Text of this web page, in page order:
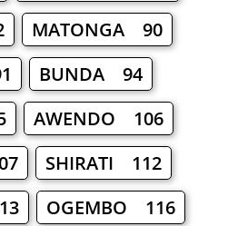
MATONGA 90
BUNDA 94
AWENDO 106
SHIRATI 112
OGEMBO 116